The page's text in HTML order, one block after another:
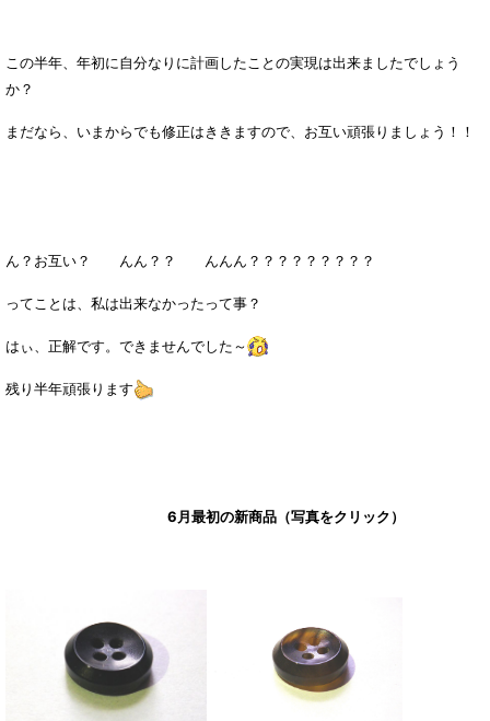
この半年、年初に自分なりに計画したことの実現は出来ましたでしょう
か？
まだなら、いまからでも修正はききますので、お互い頑張りましょう！！
ん？お互い？ んん？？ んんん？？？？？？？？？
ってことは、私は出来なかったって事？
はぃ、正解です。できませんでした～
残り半年頑張ります
6月最初の新商品（写真をクリック）